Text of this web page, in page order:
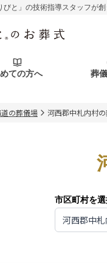
と」の技術指導スタッフが創
ての方へ
初めての方へ
葬
東京都
ご葬儀事例
葬儀の知識
初めての方へ
東京都
札幌市
ご葬儀事例
葬儀の知識
の葬儀場 河西郡中札内村
市区町村を選
河西郡中